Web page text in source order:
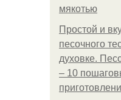
мякотью
Простой и
песочного
духовке.
– 10